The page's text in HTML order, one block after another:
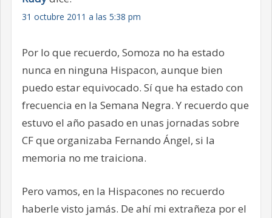
31 octubre 2011 a las 5:38 pm
Por lo que recuerdo, Somoza no ha estado
nunca en ninguna Hispacon, aunque bien
puedo estar equivocado. Sí que ha estado con
frecuencia en la Semana Negra. Y recuerdo que
estuvo el año pasado en unas jornadas sobre
CF que organizaba Fernando Ángel, si la
memoria no me traiciona.
Pero vamos, en la Hispacones no recuerdo
haberle visto jamás. De ahí mi extrañeza por el